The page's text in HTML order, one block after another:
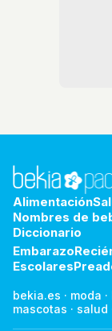
Alimentación
Nombres de
Diccionario
Embarazo
Escolares
bekia.es · moda ·
mascotas · salud